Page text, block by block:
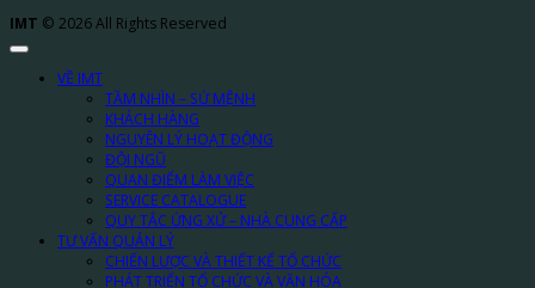
IMT © 2026 All Rights Reserved
VỀ IMT
TẦM NHÌN – SỨ MỆNH
KHÁCH HÀNG
NGUYÊN LÝ HOẠT ĐỘNG
ĐỘI NGŨ
QUAN ĐIỂM LÀM VIỆC
SERVICE CATALOGUE
QUY TẮC ỨNG XỬ – NHÀ CUNG CẤP
TƯ VẤN QUẢN LÝ
CHIẾN LƯỢC VÀ THIẾT KẾ TỔ CHỨC
PHÁT TRIỂN TỔ CHỨC VÀ VĂN HÓA